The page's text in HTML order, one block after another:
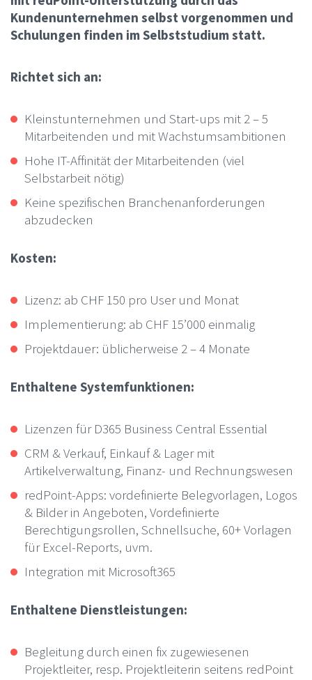
Kundenunternehmen selbst vorgenommen und
Schulungen finden im Selbststudium statt.
Richtet sich an:
Kleinstunternehmen und Start-ups mit 2 – 5
Mitarbeitenden und mit Wachstumsambitionen
Hohe IT-Affinität der Mitarbeitenden (viel
Selbstarbeit nötig)
Keine spezifischen Branchenanforderungen
abzudecken
Kosten:
Lizenz: ab CHF 150 pro User und Monat
Implementierung: ab CHF 15’000 einmalig
Projektdauer: üblicherweise 2 – 4 Monate
Enthaltene Systemfunktionen:
Lizenzen für D365 Business Central Essential
CRM & Verkauf, Einkauf & Lager mit
Artikelverwaltung, Finanz- und Rechnungswesen
redPoint-Apps: vordefinierte Belegvorlagen, Logos
& Bilder in Angeboten, Vordefinierte
Berechtigungsrollen, Schnellsuche, 60+ Vorlagen
für Excel-Reports, uvm.
Integration mit Microsoft365
Enthaltene Dienstleistungen:
Begleitung durch einen fix zugewiesenen
Projektleiter, resp. Projektleiterin seitens redPoint